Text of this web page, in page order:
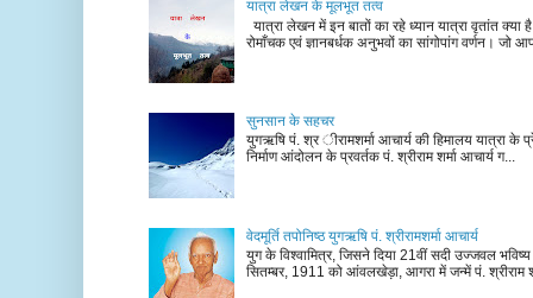
यात्रा लेखन के मूलभूत तत्व
यात्रा लेखन में इन बातों का रहे ध्यान यात्रा वृतांत क्या
रोमाँचक एवं ज्ञानबर्धक अनुभवों का सांगोपांग वर्णन। जो
सुनसान के सहचर
युगऋषि पं. श्र ीरामशर्मा आचार्य की हिमालय यात्रा के
निर्माण आंदोलन के प्रवर्तक पं. श्रीराम शर्मा आचार्य ग...
वेदमूर्ति तपोनिष्ठ युगऋषि पं. श्रीरामशर्मा आचार्य
युग के विश्वामित्र, जिसने दिया 21वीं सदी उज्जवल भविष्य
सितम्बर, 1911 को आंवलखेड़ा, आगरा में जन्में पं. श्रीराम